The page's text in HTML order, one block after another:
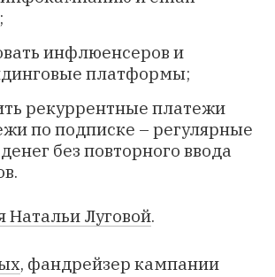
инфлюенсеров и
платформы;
рекуррентные платежи
по подписке – регулярные
без повторного ввода
Натальи Луговой.
, фандрейзер кампании